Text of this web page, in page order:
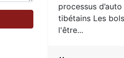
processus
tibétains Les
l'être...